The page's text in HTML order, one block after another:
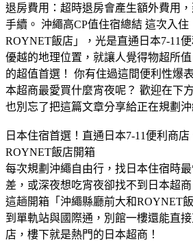
日本住宿首選！直通日本7-11便利商
ROYNET飯店開箱
每次規劃沖繩自由行，找日本住宿時
差，或深夜想吃宵夜卻找不到日本超商
這趟開箱「沖繩縣廳前大和ROYNET
到單軌站與國際通，別館一樓還能直
店，樓下就是熱門的日本超商！